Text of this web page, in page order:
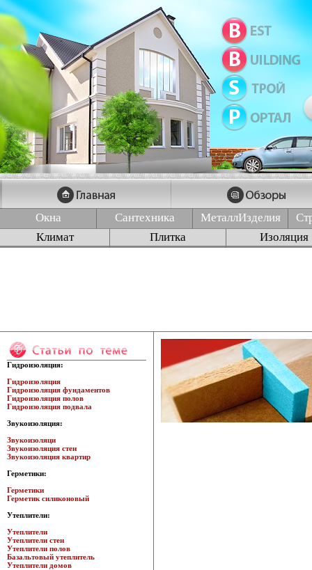
Окна Сантехника МеталлИзделия
Климат
Плитка Изоляция
Гидроизоляция:
Гидроизоляция
Гидроизоляция фундаментов
Гидроизоляция полов
Гидроизоляция подвала
Звукоизоляция:
Звукоизоляци
Звукоизоляция стен
Звукоизоляция квартир
Герметики:
Герметики
Герметик силиконовый
Утеплители:
Утеплители
Утеплители стен
Утеплители полов
Базальтовый утеплитель
Утеплители домов